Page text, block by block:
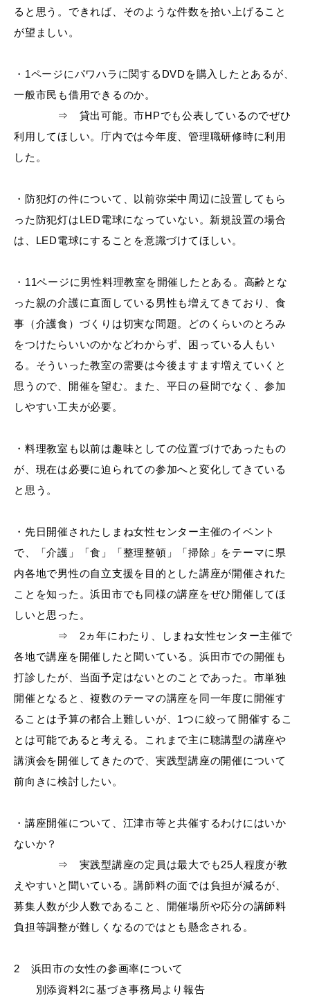
防災・消防
敬老福祉乗車券
便利なサービス
防災・防犯メール
気象情報リンク集
ごみ分別早見表
窓口案内
募集情報
申請書
電子申請
浜田市観光協会ポータルサイト「はまナビ」
ると思う。できれば、そのような件数を拾い上げること
が望ましい。
・ 1ページにパワハラに関するDVDを購入したとあるが、
一般市民も借用できるのか。
⇒ 貸出可能。市HPでも公表しているのでぜひ
利用してほしい。庁内では今年度、管理職研修時に利用
した。
・防犯灯の件について、以前弥栄中周辺に設置してもら
った防犯灯はLED電球に なっていない。新規設置の場合
は、 LED電球にすることを意識づけてほしい。
・ 11ページに男性料理教室を開催したとある。高齢とな
った親の介護に直面している男性も増えてきており、食
事（介護食）づくりは切実な問題。どのくらいのとろみ
をつけたらいいのかなどわからず、困っている人もい
る。そういった教室の需要は今後ますます増えていくと
思うので、開催を望む。また、平日の昼間でなく、参加
しやすい工夫が必要。
・料理教室も以前は趣味としての位置づけであったもの
が、現在は必要に迫られての参加へと変化してきている
と思う。
・先日開催されたしまね女性センター主催のイベント
で、「介護」「食」「整理整頓」「掃除」をテーマに県
内各地で男性の自立支援を目的とした講座が開催された
ことを知った。浜田市でも同様の講座をぜひ開催してほ
しいと思った。
⇒
2ヵ年にわたり、しまね女性センター主催で
各地で講座を開催したと聞いている。浜田市での開催も
打診したが、当面予定はないとのことであった。市単独
開催となると、複数のテーマの講座を同一年度に開催す
ることは予算の都合上難しいが、1つに絞って開催するこ
とは可能であると考える。これまで主に聴講型の講座や
講演会を開催してきたので、実践型講座の開催について
前向きに検討したい。
・講座開催について、江津市等と共催するわけにはいか
ないか？
⇒ 実践型講座の定員は最大でも25人程度が教
えやすいと聞いている。講師料の面では負担が減るが、
募集人数が少人数であること、開催場所や応分の講師料
負担等調整が難しくなるのではとも懸念される。
2 浜田市の女性の参画率について
別添資料2に基づき事務局より報告